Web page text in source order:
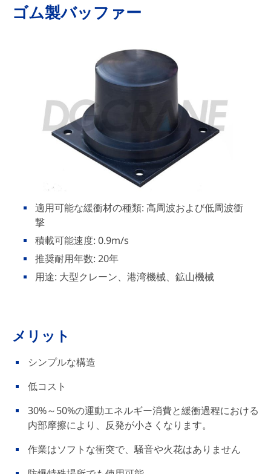
ゴム製バッファー
適用可能な緩衝材の種類: 高周波および低周波衝
撃
積載可能速度: 0.9m/s
推奨耐用年数: 20年
用途: 大型クレーン、港湾機械、鉱山機械
メリット
シンプルな構造
低コスト
30%～50%の運動エネルギー消費と緩衝過程における
内部摩擦により、反発が小さくなります。
作業はソフトな衝突で、騒音や火花はありません